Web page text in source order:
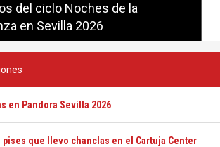
del ciclo Noches de la
en Sevilla 2026
del ciclo Candlelight en
en Pandora Sevilla 2026
pises que llevo chanclas en el Cartuja Center